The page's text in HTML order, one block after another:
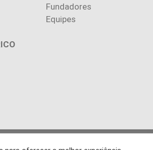
Fundadores
Equipes
CIÊNCIA HOJE. Todos os direitos